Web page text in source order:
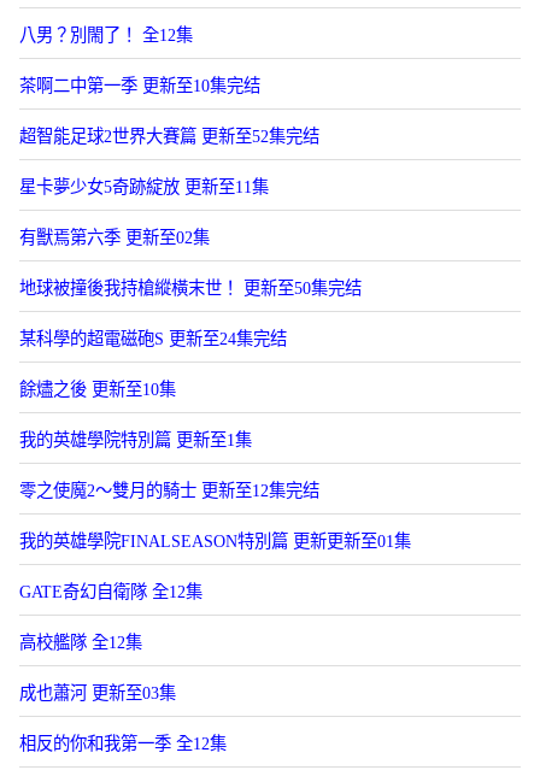
八男？別閙了！ 全12集
茶啊二中第一季 更新至10集完结
超智能足球2世界大賽篇 更新至52集完结
星卡夢少女5奇跡綻放 更新至11集
有獸焉第六季 更新至02集
地球被撞後我持槍縱橫末世！ 更新至50集完结
某科學的超電磁砲S 更新至24集完结
餘燼之後 更新至10集
我的英雄學院特別篇 更新至1集
零之使魔2～雙月的騎士 更新至12集完结
我的英雄學院FINALSEASON特別篇 更新更新至01集
GATE奇幻自衛隊 全12集
高校艦隊 全12集
成也蕭河 更新至03集
相反的你和我第一季 全12集